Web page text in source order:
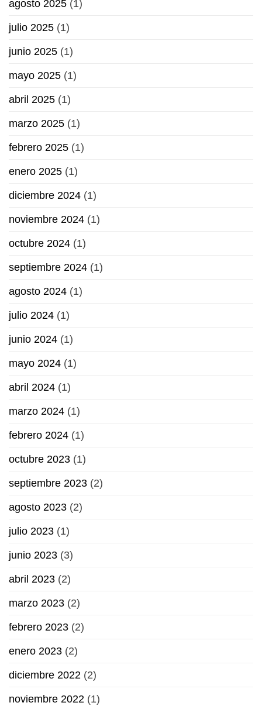
agosto 2025 (1)
julio 2025 (1)
junio 2025 (1)
mayo 2025 (1)
abril 2025 (1)
marzo 2025 (1)
febrero 2025 (1)
enero 2025 (1)
diciembre 2024 (1)
noviembre 2024 (1)
octubre 2024 (1)
septiembre 2024 (1)
agosto 2024 (1)
julio 2024 (1)
junio 2024 (1)
mayo 2024 (1)
abril 2024 (1)
marzo 2024 (1)
febrero 2024 (1)
octubre 2023 (1)
septiembre 2023 (2)
agosto 2023 (2)
julio 2023 (1)
junio 2023 (3)
abril 2023 (2)
marzo 2023 (2)
febrero 2023 (2)
enero 2023 (2)
diciembre 2022 (2)
noviembre 2022 (1)